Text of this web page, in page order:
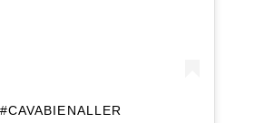
#CAVABIENALLER